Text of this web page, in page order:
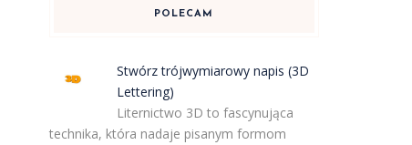
POLECAM
Stwórz trójwymiarowy napis (3D
Lettering)
Liternictwo 3D to fascynująca
technika, która nadaje pisanym formom